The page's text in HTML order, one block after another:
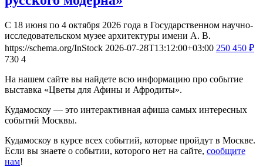
С 18 июня по 4 октября 2026 года в Государственном научно-
исследовательском музее архитектуры имени А. В.
https://schema.org/InStock 2026-07-28T13:12:00+03:00 250 450 ₽
730 4
На нашем сайте вы найдете всю информацию про событие
выставка «Цветы для Афины и Афродиты».
Кудамоскоу — это интерактивная афиша самых интересных
событий Москвы.
Кудамоскоу в курсе всех событий, которые пройдут в Москве.
Если вы знаете о событии, которого нет на сайте, сообщите
нам!